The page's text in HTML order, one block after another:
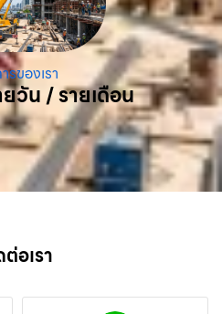
รของเรา
ยวัน / รายเดือน
อเรา